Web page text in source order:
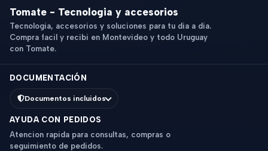
Tomate - Tecnologia y accesorios
Tecnologia, accesorios y soluciones para tu dia a dia.
Compra facil y recibi en Montevideo y todo Uruguay
con Tomate.
DOCUMENTACIÓN
Documentos incluidos
AYUDA CON PEDIDOS
Atencion rapida para consultas, compras o
seguimiento de pedidos.